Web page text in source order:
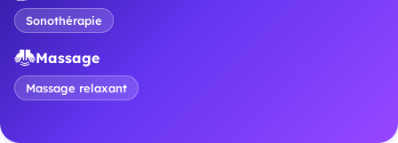
Sonothérapie
Massage
Massage relaxant